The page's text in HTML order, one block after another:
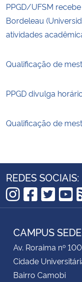
PPGD/UFSM
Bordeleau
atividades
Qualificação de
PPGD divulga
Qualificação de
REDES SOCIAIS:
Instagram
CAMPUS SEDE
Av. Roraima nº
Cidade
Bairro Camobi